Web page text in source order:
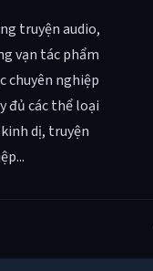
truyện audio,
vạn tác phẩm
chuyên nghiệp
đủ các thể loại
dị, truyện